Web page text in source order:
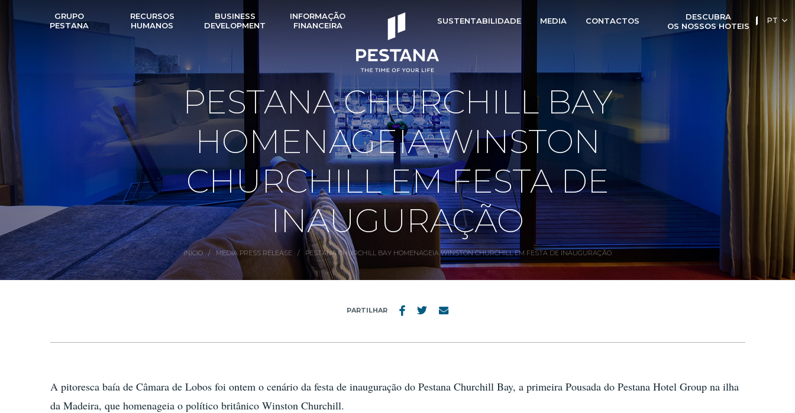
GRUPO
PESTANA
RECURSOS
HUMANOS
BUSINESS
DEVELOPMENT
INFORMAÇÃO
FINANCEIRA
SUSTENTABILIDADE MEDIA CONTACTOS
DESCUBRA
OS NOSSOS HOTEIS
PT
PESTANA CHURCHILL BAY
HOMENAGEIA WINSTON
CHURCHILL EM FESTA DE
INAUGURAÇÃO
INICIO/ MEDIA PRESS RELEASE / PESTANA CHURCHILL BAY HOMENAGEIA WINSTON CHURCHILL EM FESTA DE INAUGURAÇÃO
PARTILHAR
A pitoresca baía de Câmara de Lobos foi ontem o cenário da festa de inauguração do Pestana Churchill Bay, a primeira Pousada do Pestana Hotel Group na ilha
da Madeira, que homenageia o político britânico Winston Churchill.